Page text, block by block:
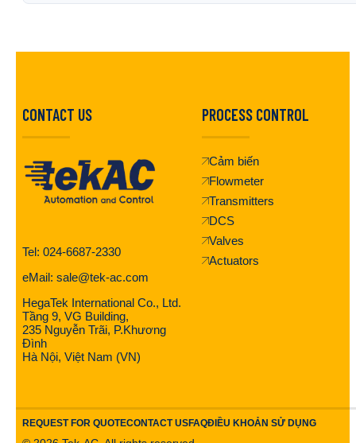
CONTACT US
Tel: 024-6687-2330
eMail: sale@tek-ac.com
HegaTek International Co., Ltd.
Tầng 9, VG Building,
235 Nguyễn Trãi, P.Khương
Đình
Hà Nội, Việt Nam (VN)
PROCESS CONTROL
Cảm biến
Flowmeter
Transmitters
DCS
Valves
Actuators
REQUEST FOR QUOTECONTACT USFAQĐIỀU KHOẢN SỬ DỤNG